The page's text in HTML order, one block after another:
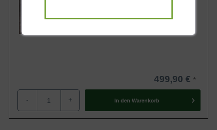
499,90 €
- + In den Warenkorb